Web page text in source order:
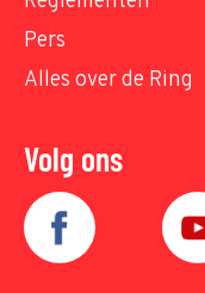
Pers
Alles over de Ring
Volg ons